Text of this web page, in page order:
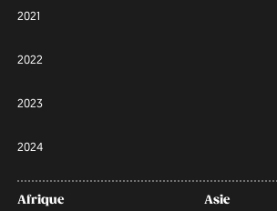
2021
2022
2023
2024
Afrique
Asie